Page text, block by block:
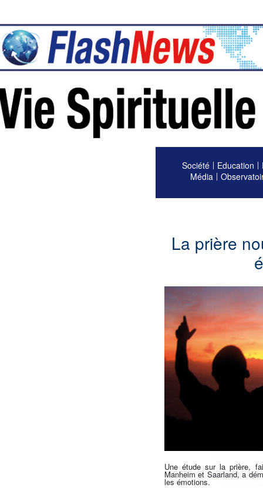
Société Education
Média
La prière
Une étude sur la prière,
Manheim et Saarland, a
les émotions.